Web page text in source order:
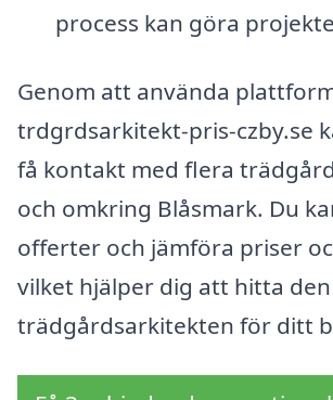
process kan göra
Genom att använda
trdgrdsarkitekt-pris-czby.se
få kontakt med flera
och omkring Blåsmark. Du
offerter och jämföra priser
vilket hjälper dig att hitta
trädgårdsarkitekten för ditt